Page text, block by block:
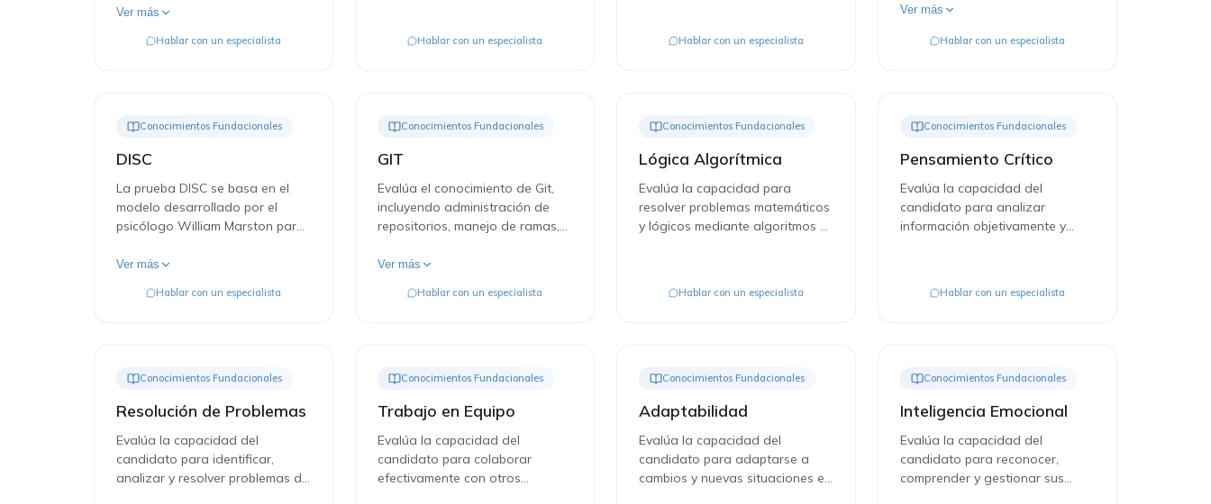
del cambio.
Ver más
Hablar con un especialista Hablar con un especialista Hablar con un especialista
científica para evaluar
Ver más
Hablar con un especialista
Conocimientos Fundacionales
DISC
La prueba DISC se basa en el
modelo desarrollado por el
psicólogo William Marston para
comportamiento y clasificación
Ver más
Hablar con un especialista
Conocimientos Fundacionales
GIT
Evalúa el conocimiento de Git,
incluyendo administración de
repositorios, manejo de ramas,
colaboración.
Ver más
Hablar con un especialista
Conocimientos Fundacionales
Lógica Algorítmica
Evalúa la capacidad para
resolver problemas matemáticos
y lógicos mediante algoritmos y
Hablar con un especialista
Conocimientos Fundacionales
Pensamiento Crítico
Evalúa la capacidad del
candidato para analizar
información objetivamente y
Hablar con un especialista
Conocimientos Fundacionales
Resolución de Problemas
Evalúa la capacidad del
candidato para identificar,
analizar y resolver problemas de
Conocimientos Fundacionales
Trabajo en Equipo
Evalúa la capacidad del
candidato para colaborar
efectivamente con otros
Conocimientos Fundacionales
Adaptabilidad
Evalúa la capacidad del
candidato para adaptarse a
cambios y nuevas situaciones en
Conocimientos Fundacionales
Inteligencia Emocional
Evalúa la capacidad del
candidato para reconocer,
comprender y gestionar sus